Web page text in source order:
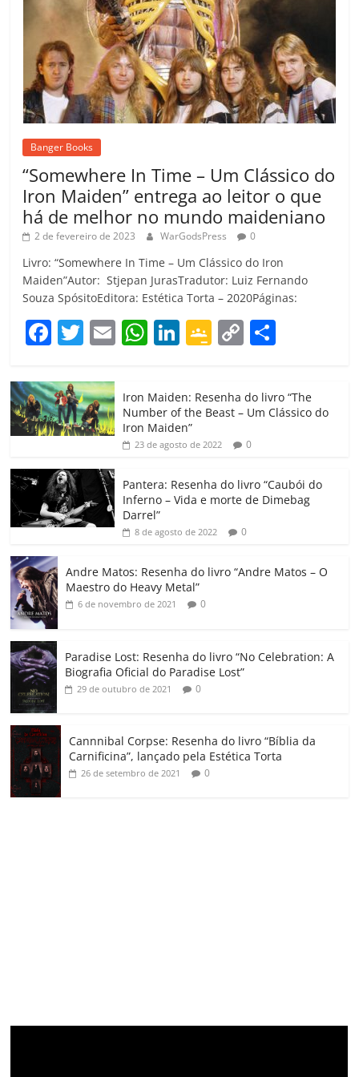
Banger Books
“Somewhere In Time – Um Clássico do
Iron Maiden” entrega ao leitor o que
há de melhor no mundo maideniano
2 de fevereiro de 2023 WarGodsPress 0
Livro: “Somewhere In Time – Um Clássico do Iron
Maiden”Autor: Stjepan JurasTradutor: Luiz Fernando
Souza SpósitoEditora: Estética Torta – 2020Páginas:
F
c
e
b
o
o
k
T
itt
er
E W
at
s
A
p
Li
e
dI
G
gl
e
Cl
a
ss
ro
o
C
p
y
Li
k
m
p
h
ar
Iron Maiden: Resenha do livro “The
Number of the Beast – Um Clássico do
Iron Maiden”
23 de agosto de 2022 0
Pantera: Resenha do livro “Caubói do
Inferno – Vida e morte de Dimebag
Darrel”
8 de agosto de 2022 0
Andre Matos: Resenha do livro “Andre Matos – O
Maestro do Heavy Metal”
6 de novembro de 2021 0
Paradise Lost: Resenha do livro “No Celebration: A
Biografia Oficial do Paradise Lost”
29 de outubro de 2021 0
Cannnibal Corpse: Resenha do livro “Bíblia da
Carnificina”, lançado pela Estética Torta
26 de setembro de 2021 0